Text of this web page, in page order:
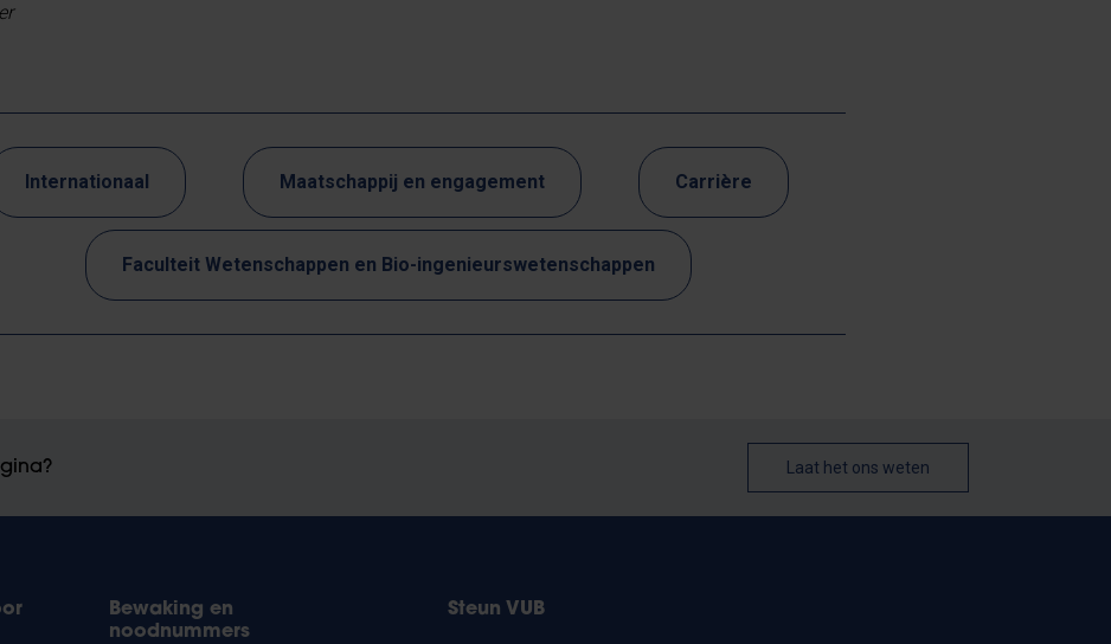
Internationaal Maatschappij en engagement Carrière
Faculteit Wetenschappen en Bio-ingenieurswetenschappen
Laat het ons weten
Bewaking en
noodnummers
Steun VUB